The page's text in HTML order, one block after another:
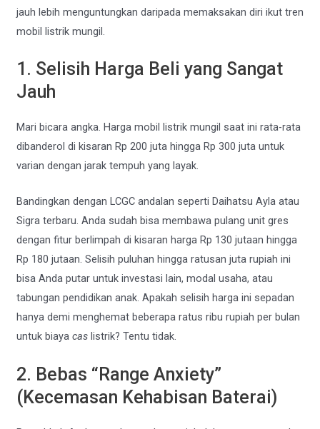
jauh lebih menguntungkan daripada memaksakan diri ikut tren
mobil listrik mungil.
1. Selisih Harga Beli yang Sangat
Jauh
Mari bicara angka. Harga mobil listrik mungil saat ini rata-rata
dibanderol di kisaran Rp 200 juta hingga Rp 300 juta untuk
varian dengan jarak tempuh yang layak.
Bandingkan dengan LCGC andalan seperti Daihatsu Ayla atau
Sigra terbaru. Anda sudah bisa membawa pulang unit gres
dengan fitur berlimpah di kisaran harga Rp 130 jutaan hingga
Rp 180 jutaan. Selisih puluhan hingga ratusan juta rupiah ini
bisa Anda putar untuk investasi lain, modal usaha, atau
tabungan pendidikan anak. Apakah selisih harga ini sepadan
hanya demi menghemat beberapa ratus ribu rupiah per bulan
untuk biaya caslistrik? Tentu tidak.
2. Bebas “Range Anxiety”
(Kecemasan Kehabisan Baterai)